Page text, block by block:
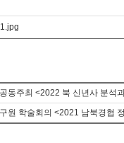
동주최 <2022 북 신년사 분석
원 학술회의 <2021 남북경협